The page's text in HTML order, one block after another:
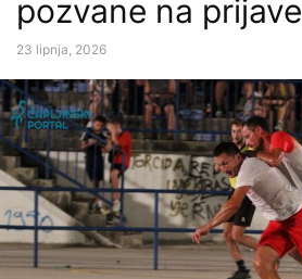
pozvane na prijave
23 lipnja, 2026